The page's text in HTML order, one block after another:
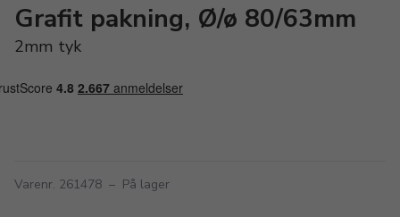
Grafit pakning, Ø/ø 80/63mm
2mm tyk
Varenr. 261478 – På lager